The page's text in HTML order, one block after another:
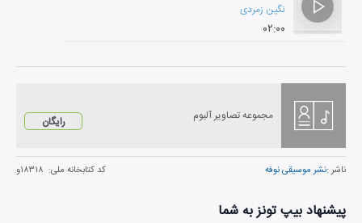
نگین زمردی
۰۲:۰۰
مجموعه تصاویر آلبوم رایگان
ناشر :نشر موسیقی نوفه کد کتابخانه ملی: ۱۸۳۱۸و
پیشنهاد بیپ تونز به شما